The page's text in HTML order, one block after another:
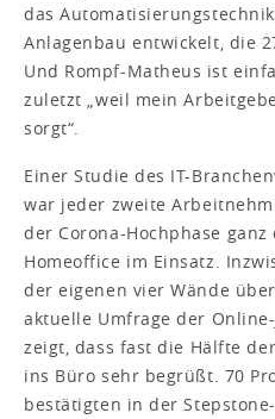
das
Anlagenbau entwickelt, die
Und Rompf-Matheus ist
zuletzt „weil mein
sorgt“.
Einer Studie des IT-
war jeder zweite
der Corona-Hochphase
Homeoffice im ­Einsatz.
der eigenen vier Wände
aktuelle Umfrage der
zeigt, dass fast die Hälfte
ins Büro sehr begrüßt. 70
bestätigten in der